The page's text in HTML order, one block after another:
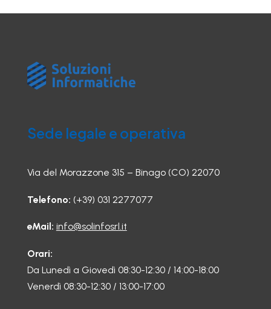
Sede legale e operativa
Via del Morazzone 315 – Binago (CO) 22070
Telefono: (+39) 031 2277077
eMail: info@solinfosrl.it
Orari:
Da Lunedì a Giovedì 08:30-12:30 / 14:00-18:00
Venerdì 08:30-12:30 / 13:00-17:00